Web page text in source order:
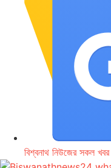
বিশ্বনাথ নিউজের সকল